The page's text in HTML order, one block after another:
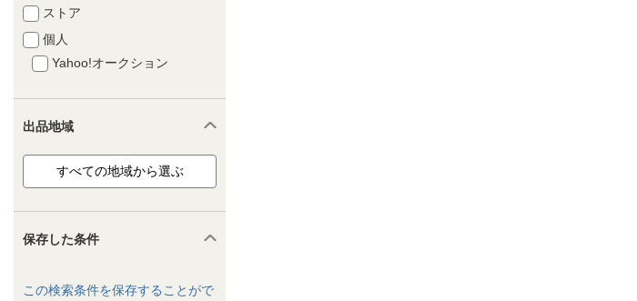
ストア
個人
Yahoo!オークション
出品地域
保存した条件
この検索条件を保存することがで